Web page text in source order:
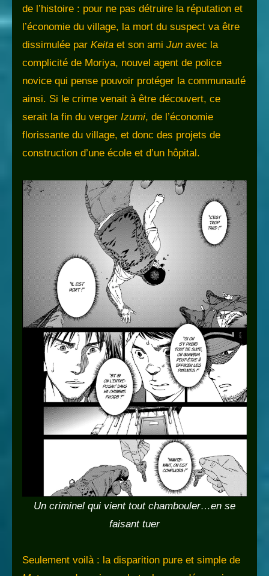
de l’histoire : pour ne pas détruire la réputation et
l’économie du village, la mort du suspect va être
dissimulée par Keita et son ami Jun avec la
complicité de Moriya, nouvel agent de police
novice qui pense pouvoir protéger la communauté
ainsi. Si le crime venait à être découvert, ce
serait la fin du verger Izumi, de l’économie
florissante du village, et donc des projets de
construction d’une école et d’un hôpital.
Un criminel qui vient tout chambouler…en se
faisant tuer
Seulement voilà : la disparition pure et simple de